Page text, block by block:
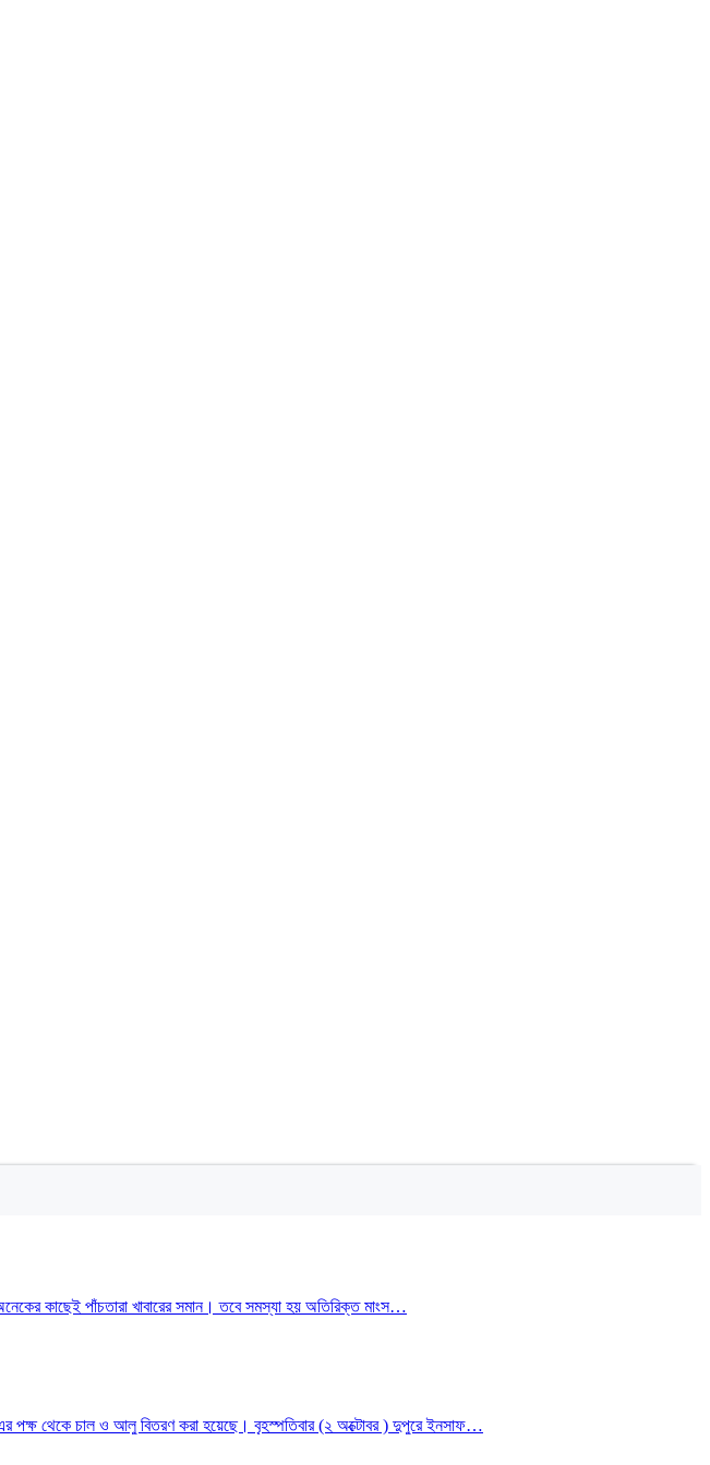
কাছেই পাঁচতারা খাবারের সমান। তবে সমস্যা হয় অতিরিক্ত মাংস…
এর পক্ষ থেকে চাল ও আলু বিতরণ করা হয়েছে। বৃহস্পতিবার (২ অক্টোবর ) দুপুরে ইনসাফ…